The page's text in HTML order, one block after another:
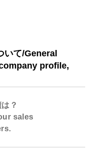
いて/General
profile,
？
sales